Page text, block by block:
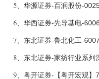
5、
6、
7、
8、
9、